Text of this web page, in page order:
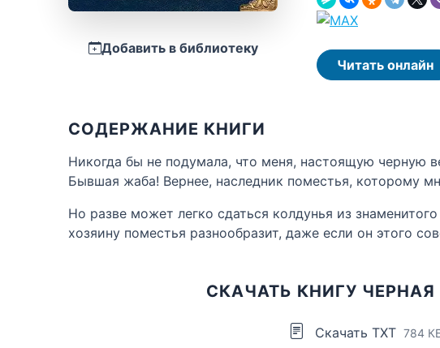
Добавить в библиотеку
Читать онлайн
СОДЕРЖАНИЕ КНИГИ
Никогда бы не подумала, что меня, настоящую черную
Бывшая жаба! Вернее, наследник поместья, которому
Но разве может легко сдаться колдунья из
хозяину поместья разнообразит, даже если он этого
СКАЧАТЬ КНИГУ
Скачать TXT 784